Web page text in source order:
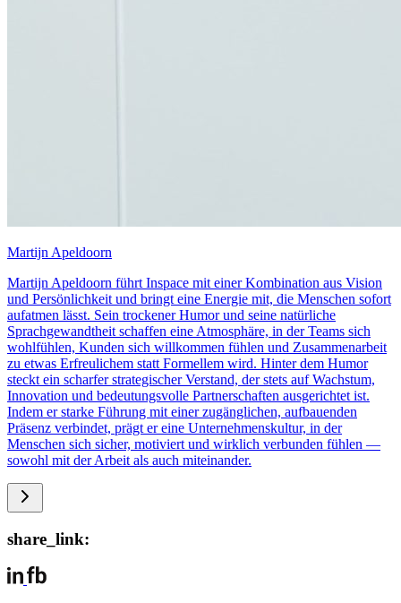
Martijn Apeldoorn
Martijn Apeldoorn führt Inspace mit einer Kombination aus Vision
und Persönlichkeit und bringt eine Energie mit, die Menschen sofort
aufatmen lässt. Sein trockener Humor und seine natürliche
Sprachgewandtheit schaffen eine Atmosphäre, in der Teams sich
wohlfühlen, Kunden sich willkommen fühlen und Zusammenarbeit
zu etwas Erfreulichem statt Formellem wird. Hinter dem Humor
steckt ein scharfer strategischer Verstand, der stets auf Wachstum,
Innovation und bedeutungsvolle Partnerschaften ausgerichtet ist.
Indem er starke Führung mit einer zugänglichen, aufbauenden
Präsenz verbindet, prägt er eine Unternehmenskultur, in der
Menschen sich sicher, motiviert und wirklich verbunden fühlen —
sowohl mit der Arbeit als auch miteinander.
share_link: